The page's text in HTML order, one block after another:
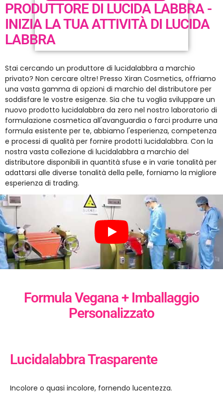
PRODUTTORE DI LUCIDA LABBRA -
INIZIA LA TUA ATTIVITÀ DI LUCIDA
LABBRA
Stai cercando un produttore di lucidalabbra a marchio
privato? Non cercare oltre! Presso Xiran Cosmetics, offriamo
una vasta gamma di opzioni di marchio del distributore per
soddisfare le vostre esigenze. Sia che tu voglia sviluppare un
nuovo prodotto lucidalabbra da zero nel nostro laboratorio di
formulazione cosmetica all'avanguardia o farci produrre una
formula esistente per te, abbiamo l'esperienza, competenza
e processi di qualità per fornire prodotti lucidalabbra. Con la
nostra vasta collezione di lucidalabbra a marchio del
distributore disponibili in quantità sfuse e in varie tonalità per
adattarsi alle diverse tonalità della pelle, forniamo la migliore
esperienza di trading.
Formula Vegana + Imballaggio
Personalizzato
Lucidalabbra Trasparente
Incolore o quasi incolore, fornendo lucentezza.